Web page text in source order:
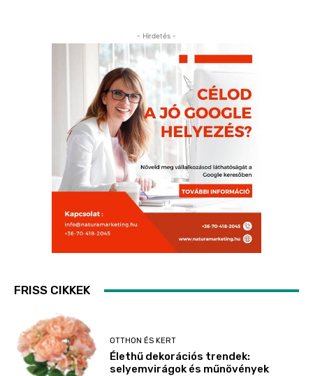
- Hirdetés -
FRISS CIKKEK
OTTHON ÉS KERT
Élethű dekorációs trendek:
selyemvirágok és műnövények